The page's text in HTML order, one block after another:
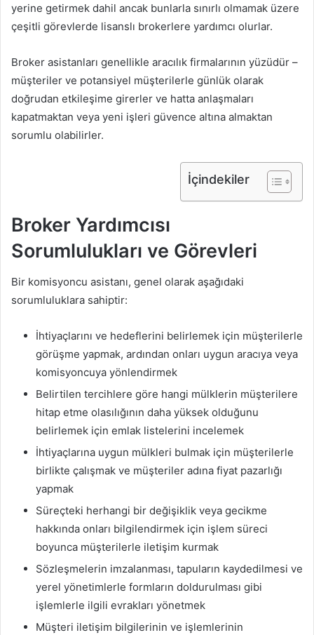
yerine getirmek dahil ancak bunlarla sınırlı olmamak üzere
çeşitli görevlerde lisanslı brokerlere yardımcı olurlar.
Broker asistanları genellikle aracılık firmalarının yüzüdür –
müşteriler ve potansiyel müşterilerle günlük olarak
doğrudan etkileşime girerler ve hatta anlaşmaları
kapatmaktan veya yeni işleri güvence altına almaktan
sorumlu olabilirler.
İçindekiler
Broker Yardımcısı
Sorumlulukları ve Görevleri
Bir komisyoncu asistanı, genel olarak aşağıdaki
sorumluluklara sahiptir:
İhtiyaçlarını ve hedeflerini belirlemek için müşterilerle
görüşme yapmak, ardından onları uygun aracıya veya
komisyoncuya yönlendirmek
Belirtilen tercihlere göre hangi mülklerin müşterilere
hitap etme olasılığının daha yüksek olduğunu
belirlemek için emlak listelerini incelemek
İhtiyaçlarına uygun mülkleri bulmak için müşterilerle
birlikte çalışmak ve müşteriler adına fiyat pazarlığı
yapmak
Süreçteki herhangi bir değişiklik veya gecikme
hakkında onları bilgilendirmek için işlem süreci
boyunca müşterilerle iletişim kurmak
Sözleşmelerin imzalanması, tapuların kaydedilmesi ve
yerel yönetimlerle formların doldurulması gibi
işlemlerle ilgili evrakları yönetmek
Müşteri iletişim bilgilerinin ve işlemlerinin